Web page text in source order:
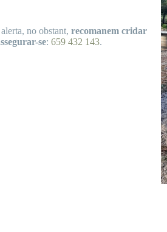
no obstant,recomanem cridar
se:659 432 143.